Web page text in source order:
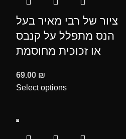
ציור של רבי מאיר בעל
הנס מתפלל על קנבס
או זכוכית מחוסמת
69.00 ₪
Select options